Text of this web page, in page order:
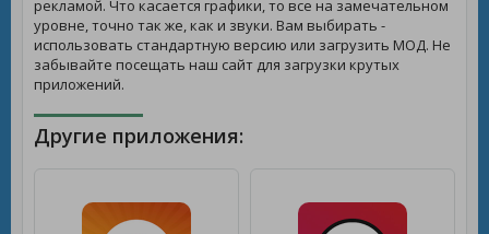
рекламой. Что касается графики, то все на замечательном
уровне, точно так же, как и звуки. Вам выбирать -
использовать стандартную версию или загрузить МОД. Не
забывайте посещать наш сайт для загрузки крутых
приложений.
Другие приложения: